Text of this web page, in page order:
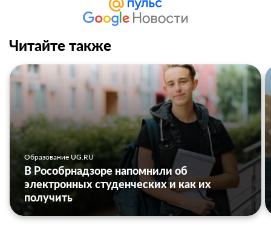
Читайте также
Образование UG.RU
В Рособрнадзоре напомнили об
электронных студенческих и как их
получить